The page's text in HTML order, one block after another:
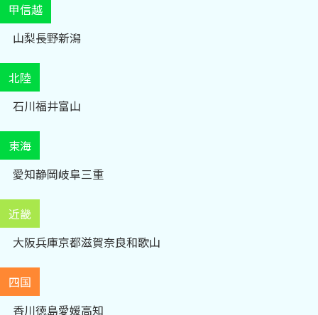
甲信越
山梨長野新潟
北陸
石川福井富山
東海
愛知静岡岐阜三重
近畿
大阪兵庫京都滋賀奈良和歌山
四国
香川徳島愛媛高知